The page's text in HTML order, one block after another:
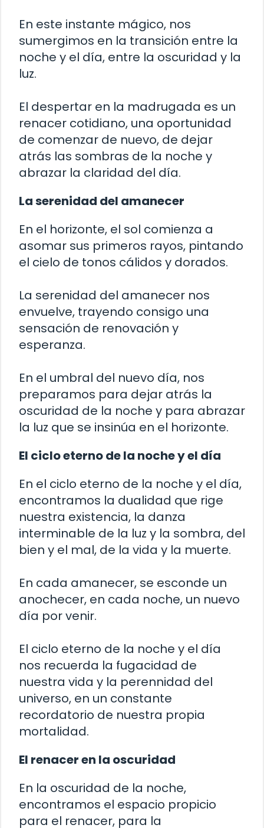
En este instante mágico, nos
sumergimos en la transición entre la
noche y el día, entre la oscuridad y la
luz.
El despertar en la madrugada es un
renacer cotidiano, una oportunidad
de comenzar de nuevo, de dejar
atrás las sombras de la noche y
abrazar la claridad del día.
La serenidad del amanecer
En el horizonte, el sol comienza a
asomar sus primeros rayos, pintando
el cielo de tonos cálidos y dorados.
La serenidad del amanecer nos
envuelve, trayendo consigo una
sensación de renovación y
esperanza.
En el umbral del nuevo día, nos
preparamos para dejar atrás la
oscuridad de la noche y para abrazar
la luz que se insinúa en el horizonte.
El ciclo eterno de la noche y el día
En el ciclo eterno de la noche y el día,
encontramos la dualidad que rige
nuestra existencia, la danza
interminable de la luz y la sombra, del
bien y el mal, de la vida y la muerte.
En cada amanecer, se esconde un
anochecer, en cada noche, un nuevo
día por venir.
El ciclo eterno de la noche y el día
nos recuerda la fugacidad de
nuestra vida y la perennidad del
universo, en un constante
recordatorio de nuestra propia
mortalidad.
El renacer en la oscuridad
En la oscuridad de la noche,
encontramos el espacio propicio
para el renacer, para la